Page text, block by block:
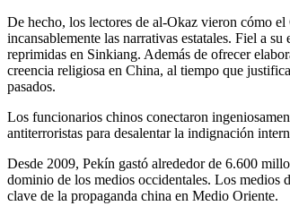
De hecho, los lectores de al-Okaz vieron cómo
incansablemente las narrativas estatales. Fiel a
reprimidas en Sinkiang. Además de ofrecer
creencia religiosa en China, al tiempo que
pasados.
Los funcionarios chinos conectaron
antiterroristas para desalentar la indignación
Desde 2009, Pekín gastó alrededor de 6.600
dominio de los medios occidentales. Los
clave de la propaganda china en Medio Oriente.